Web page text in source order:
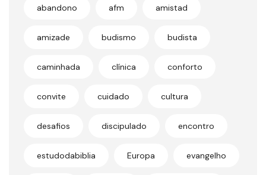
abandono afm amistad
amizade budismo budista
caminhada clínica conforto
convite cuidado cultura
desafios discipulado encontro
estudodabiblia Europa evangelho